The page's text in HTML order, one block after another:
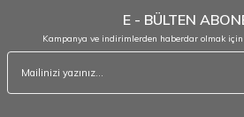
E - BÜLTEN
Kampanya ve indirimlerden haberdar olmak